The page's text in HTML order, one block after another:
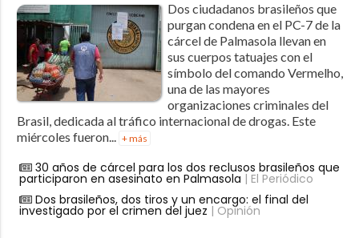
Dos ciudadanos brasileños que
purgan condena en el PC-7 de la
cárcel de Palmasola llevan en
sus cuerpos tatuajes con el
símbolo del comando Vermelho,
una de las mayores
organizaciones criminales del
Brasil, dedicada al tráfico internacional de drogas. Este
miércoles fueron... + más
30 años de cárcel para los dos reclusos brasileños que
participaron en asesinato en Palmasola | El Periódico
Dos brasileños, dos tiros y un encargo: el final del
investigado por el crimen del juez | Opinión